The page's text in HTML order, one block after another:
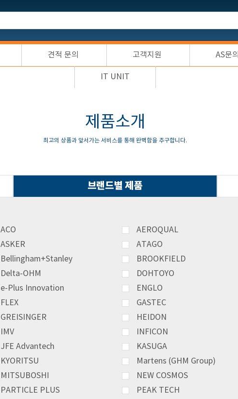
견적 문의 고객지원 AS문의
IT UNIT
제품소개
최고의 상품과 앞서가는 서비스를 통해 완벽함을 추구합니다.
브랜드별 제품
ACO AEROQUAL
ASKER ATAGO
Bellingham+Stanley BROOKFIELD
Delta-OHM DOHTOYO
e-Plus Innovation ENGLO
FLEX GASTEC
GREISINGER HEIDON
IMV INFICON
JFE Advantech KASUGA
KYORITSU Martens (GHM Group)
MITSUBOSHI NEW COSMOS
PARTICLE PLUS PEAK TECH